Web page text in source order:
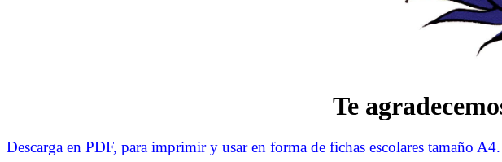
Te
Descarga en PDF, para imprimir y usar en forma de fichas escolares tamaño A4.